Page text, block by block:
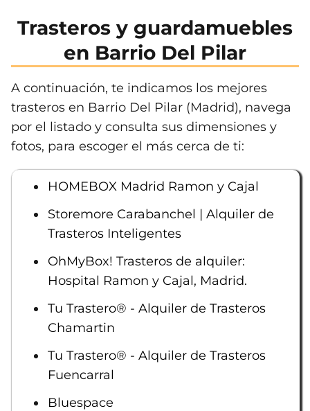
Trasteros y guardamuebles
en Barrio Del Pilar
A continuación, te indicamos los mejores
trasteros en Barrio Del Pilar (Madrid), navega
por el listado y consulta sus dimensiones y
fotos, para escoger el más cerca de ti:
HOMEBOX Madrid Ramon y Cajal
Storemore Carabanchel | Alquiler de
Trasteros Inteligentes
OhMyBox! Trasteros de alquiler:
Hospital Ramon y Cajal, Madrid.
Tu Trastero® - Alquiler de Trasteros
Chamartin
Tu Trastero® - Alquiler de Trasteros
Fuencarral
Bluespace